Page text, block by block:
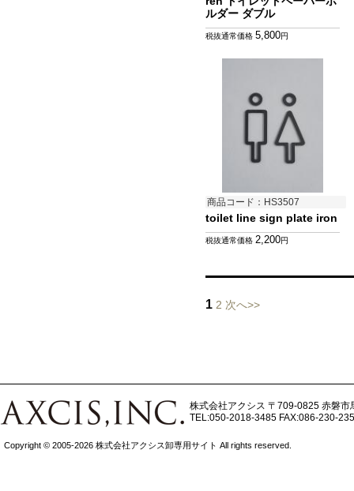
ルダー ダブル
税抜通常価格 5,800円
商品コード：HS3507
toilet line sign plate iron
税抜通常価格 2,200円
1 2 次へ>>
株式会社アクシス 〒709-0825 赤磐市
TEL:050-2018-3485 FAX:086-230-
Copyright © 2005-2026 株式会社アクシス卸専用サイト All rights reserved.